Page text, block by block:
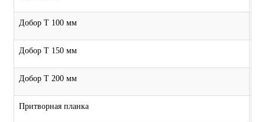
Добор Т 100 мм
Добор Т 150 мм
Добор Т 200 мм
Притворная планка